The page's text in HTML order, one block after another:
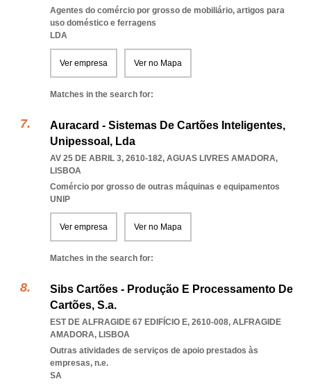
Agentes do comércio por grosso de mobiliário, artigos para
uso doméstico e ferragens
LDA
Ver empresa Ver no Mapa
Matches in the search for:
Auracard - Sistemas De Cartões Inteligentes,
Unipessoal, Lda
AV 25 DE ABRIL 3, 2610-182, AGUAS LIVRES AMADORA,
LISBOA
Comércio por grosso de outras máquinas e equipamentos
UNIP
Ver empresa Ver no Mapa
Matches in the search for:
Sibs Cartões - Produção E Processamento De
Cartões, S.a.
EST DE ALFRAGIDE 67 EDIFÍCIO E, 2610-008, ALFRAGIDE
AMADORA, LISBOA
Outras atividades de serviços de apoio prestados às
empresas, n.e.
SA